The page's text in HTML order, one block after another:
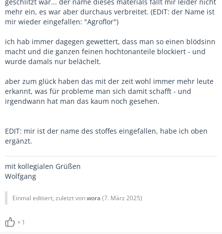
mehr ein, es war aber durchaus verbreitet. (EDIT: der Name ist
mir wieder eingefallen: "Agroflor")
ich hab immer dagegen gewettert, dass man so einen blödsinn
macht und die ganzen feinen hochtonanteile blockiert - und
wurde damals nur belächelt.
aber zum glück haben das mit der zeit wohl immer mehr leute
erkannt, was für probleme man sich damit schafft - und
irgendwann hat man das kaum noch gesehen.
EDIT: mir ist der name des stoffes eingefallen, habe ich oben
ergänzt.
mit kollegialen Grüßen
Wolfgang
Einmal editiert, zuletzt vonwora (7. März 2025)
1